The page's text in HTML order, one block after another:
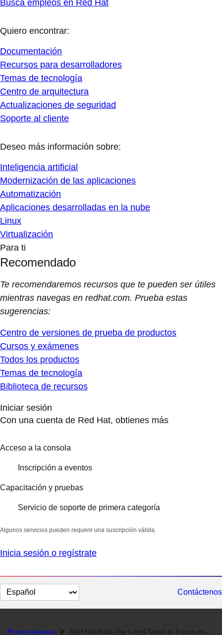
Busca empleos en Red Hat
Quiero encontrar:
Documentación
Recursos para desarrolladores
Temas de tecnología
Centro de arquitectura
Actualizaciones de seguridad
Soporte al cliente
Deseo más información sobre:
Inteligencia artificial
Modernización de las aplicaciones
Automatización
Aplicaciones desarrolladas en la nube
Linux
Virtualización
Para ti
Recomendado
Te recomendaremos recursos que te pueden ser útiles
mientras navegas en redhat.com. Prueba estas
sugerencias:
Centro de versiones de prueba de productos
Cursos y exámenes
Todos los productos
Temas de tecnología
Biblioteca de recursos
Iniciar sesión
Con una cuenta de Red Hat, obtienes más
Acceso a la consola
Inscripción a eventos
Capacitación y pruebas
Servicio de soporte de primera categoría
Algunos servicios pueden requerir una suscripción válida.
Inicia sesión o regístrate
Cambiar
el
Contáctenos
Press releases Red Hat Adds Top Level Talent to Focus on Customer Experience...